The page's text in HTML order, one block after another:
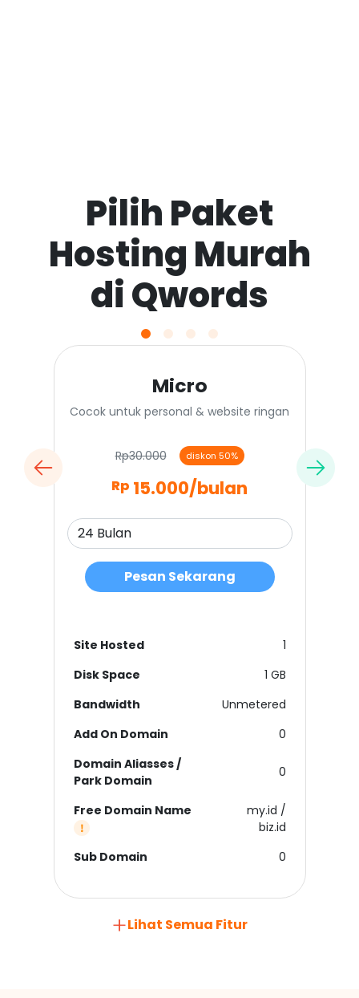
Pilih Paket
Hosting Murah
di Qwords
Micro
Cocok untuk personal & website ringan
Rp30.000 diskon 50%
Rp 15.000/bulan
Pesan Sekarang
Site Hosted
1
Disk Space
1 GB
Bandwidth
Unmetered
Add On Domain
0
Domain Aliasses /
Park Domain
0
Free Domain Name
my.id /
biz.id
Sub Domain
0
Lihat Semua Fitur